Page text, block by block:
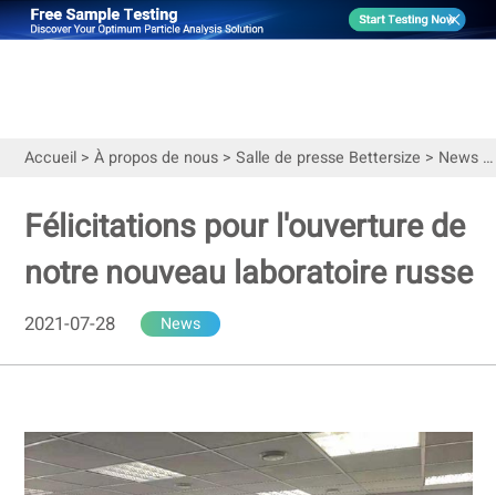
Accueil> À propos de nous> Salle de presse Bettersize > News>
Félicitations pour l'ouverture de
notre nouveau laboratoire russe
2021-07-28 News